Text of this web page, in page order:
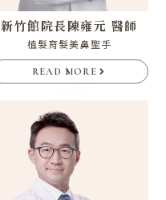
新竹館院長陳雍元 醫師
植髮育髮美鼻聖手
READ MORE